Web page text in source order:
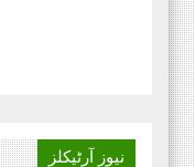
نیوز آرٹیکلز
مصطفائی